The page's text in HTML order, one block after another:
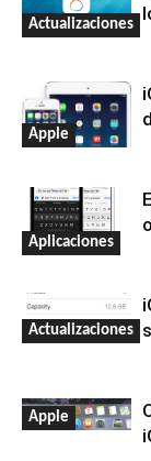
Actualizaciones
Apple
Aplicaciones
Actualizaciones
Apple